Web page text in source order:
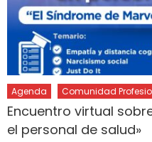
Agenda Comunidad
Encuentro virtual
el personal de salud»